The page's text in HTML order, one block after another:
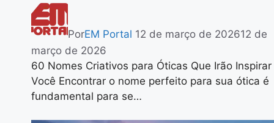
PorEM Portal 12 de março de 202612 de
março de 2026
60 Nomes Criativos para Óticas Que Irão Inspirar
Você Encontrar o nome perfeito para sua ótica é
fundamental para se…